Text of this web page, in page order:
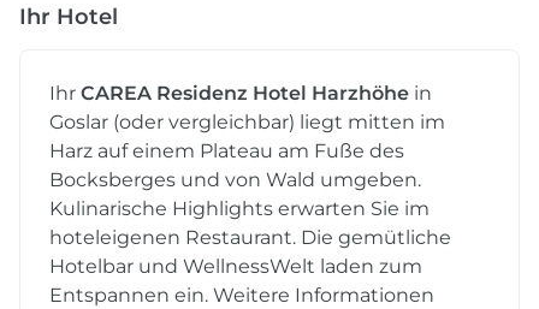
Ihr Hotel
Ihr CAREA Residenz Hotel Harzhöhe in
Goslar (oder vergleichbar) liegt mitten im
Harz auf einem Plateau am Fuße des
Bocksberges und von Wald umgeben.
Kulinarische Highlights erwarten Sie im
hoteleigenen Restaurant. Die gemütliche
Hotelbar und WellnessWelt laden zum
Entspannen ein. Weitere Informationen